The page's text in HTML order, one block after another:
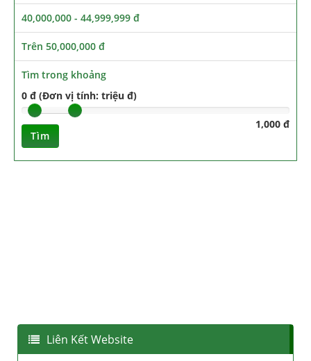
40,000,000 - 44,999,999 đ
Trên 50,000,000 đ
Tìm trong khoảng
0 đ (Đơn vị tính: triệu đ)
1,000 đ
Tìm
Liên Kết Website